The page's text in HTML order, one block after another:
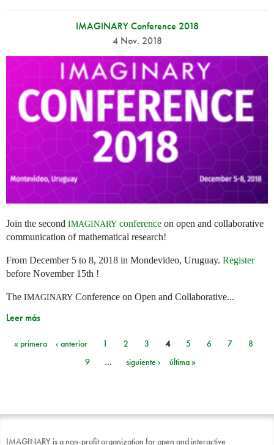
IMAGINARY Conference 2018
4 Nov. 2018
Join the second IMAGINARY conference on open and collaborative
communication of mathematical research!
From December 5 to 8, 2018 in Mondevideo, Uruguay. Register
before November 15th !
The IMAGINARY Conference on Open and Collaborative...
Leer más
Páginas
« primera ‹ anterior 1 2 3 4 5 6 7
8
9
… siguiente › última »
IMAGINARY is a non-profit organization for open and interactive